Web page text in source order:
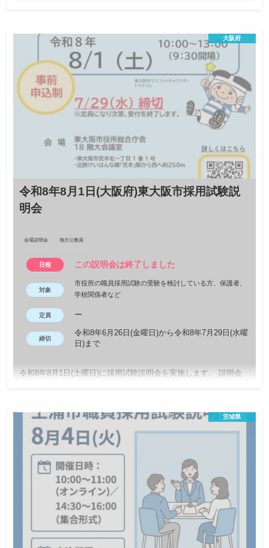
大阪府
令和8年8月1日(大阪府)東大阪市採用試験説
明会
会場説明会 地方公務員
日程 この説明会は終了しました
対象
市役所の職員採用試験の受験を検討している方、保護者、
学校関係者など
定員 ー
締切
令和8年6月26日(金曜日)から令和8年7月29日(水曜
日)まで
令和8年8月1日(土曜日)に採用試験説明会を実施します。 説明会
茨城県